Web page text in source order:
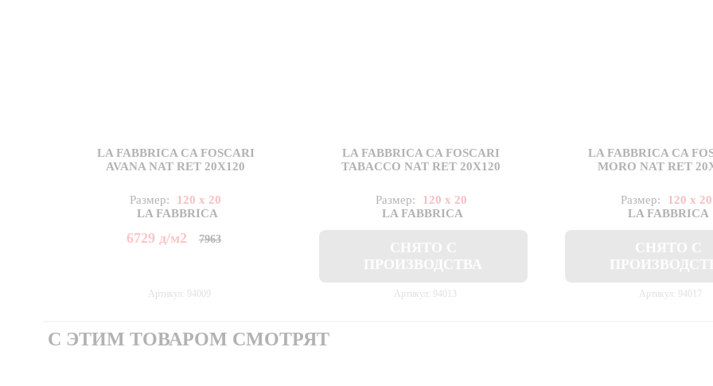
LA FABBRICA CA FOSCARI
AVANA NAT RET 20X120
Размер:
120 x 20
LA FABBRICA
6729 д/м2 7963
Артикул: 94009
LA FABBRICA CA FOSCARI
TABACCO NAT RET 20X120
Размер:
120 x 20
LA FABBRICA
Артикул: 94013
LA FABBRICA CA
MORO NAT RET
Размер:
120 x 20
LA FABBRICA
Артикул: 94017
С ЭТИМ ТОВАРОМ СМОТРЯТ